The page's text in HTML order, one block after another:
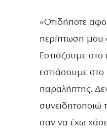
«Οτιδήποτε
περίπτωση μου
Εστιάζουμε στο
εστιάσουμε
παραλήπτης.
συνειδητοποιώ
σαν να έχω